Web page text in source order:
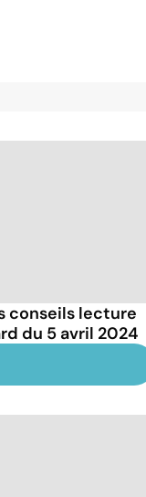
conseils lecture
du 5 avril 2024